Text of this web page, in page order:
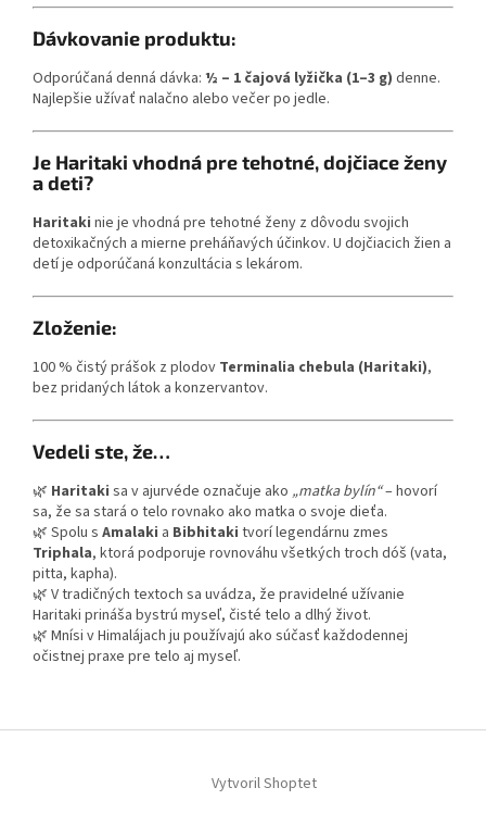
Dávkovanie produktu:
Odporúčaná denná dávka: ½ – 1 čajová lyžička (1–3 g) denne.
Najlepšie užívať nalačno alebo večer po jedle.
Je Haritaki vhodná pre tehotné, dojčiace ženy
a deti?
Haritaki nie je vhodná pre tehotné ženy z dôvodu svojich
detoxikačných a mierne preháňavých účinkov. U dojčiacich žien a
detí je odporúčaná konzultácia s lekárom.
Zloženie:
100 % čistý prášok z plodov Terminalia chebula (Haritaki),
bez pridaných látok a konzervantov.
Vedeli ste, že…
🌿 Haritaki sa v ajurvéde označuje ako „matka bylín“– hovorí
sa, že sa stará o telo rovnako ako matka o svoje dieťa.
🌿 Spolu s Amalaki a Bibhitaki tvorí legendárnu zmes
Triphala, ktorá podporuje rovnováhu všetkých troch dóš (vata,
pitta, kapha).
🌿 V tradičných textoch sa uvádza, že pravidelné užívanie
Haritaki prináša bystrú myseľ, čisté telo a dlhý život.
🌿 Mnísi v Himalájach ju používajú ako súčasť každodennej
očistnej praxe pre telo aj myseľ.
Vytvoril Shoptet